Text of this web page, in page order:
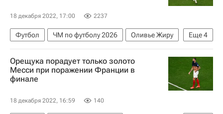
18 декабря 2022, 17:00 2237
Еще4
Футбол ЧМ по футболу 2026
Оливье Жиру
Килиан Мбаппе
Уго Льорис
Франция
Аргентина
Орещука порадует только золото
Месси при поражении Франции в
финале
18 декабря 2022, 16:59 140